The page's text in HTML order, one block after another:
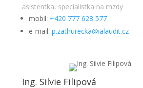
asistentka, specialistka na mzdy
mobil: +420 777 628 577
e-mail: p.zathurecka@ialaudit.cz
Ing. Silvie Filipová